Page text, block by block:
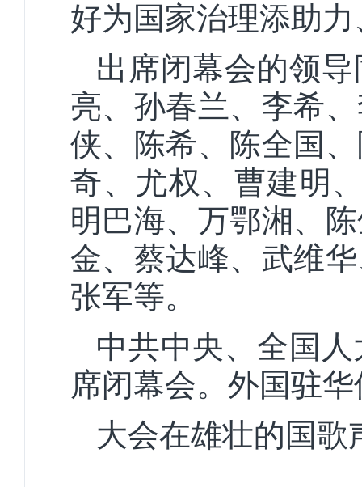
好为国家治理添助
出席闭幕会的领
亮、孙春兰、李希
侠、陈希、陈全国
奇、尤权、曹建明
明巴海、万鄂湘、
金、蔡达峰、武维
张军等。
中共中央、全国
席闭幕会。外国驻
大会在雄壮的国歌